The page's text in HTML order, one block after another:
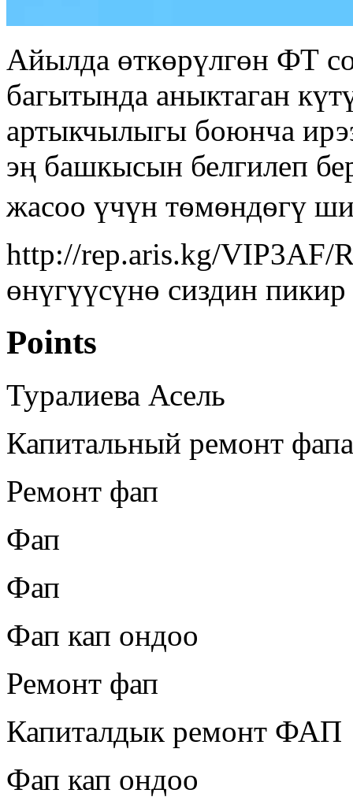
Айылда өткөрүлгөн ФТ
багытында аныктаган
артыкчылыгы боюнча
эң башкысын белгилеп
жасоо үчүн тѳмѳндѳгү
http://rep.aris.kg/VIP3AF/
өнүгүүсүнө сиздин
Points
Туралиева Асель
Капитальный ремонт фапа
Ремонт фап
Фап
Фап
Фап кап ондоо
Ремонт фап
Капиталдык ремонт ФАП
Фап кап ондоо